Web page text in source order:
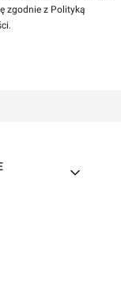
zgodnie z Polityką